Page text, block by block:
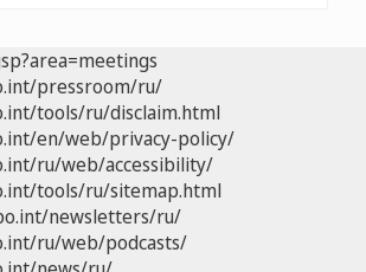
pressroom/ru/
tools/ru/disclaim.html
en/web/privacy-policy/
ru/web/accessibility/
tools/ru/sitemap.html
newsletters/ru/
ru/web/podcasts/